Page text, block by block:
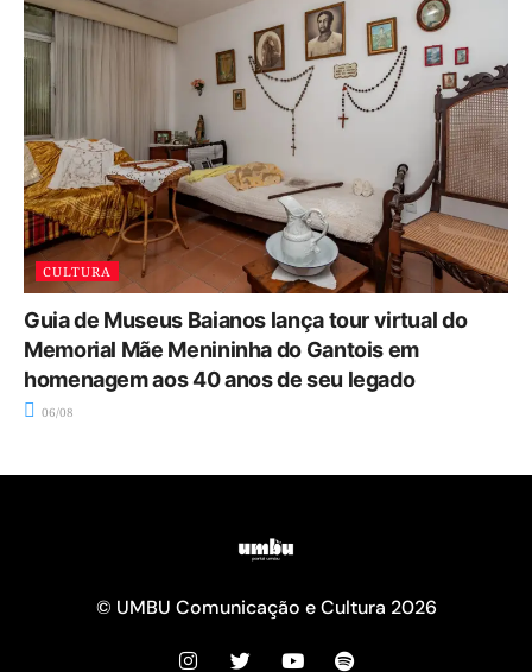
CULTURA
Guia de Museus Baianos lança tour virtual do
Memorial Mãe Menininha do Gantois em
homenagem aos 40 anos de seu legado
06/08
© UMBU Comunicação e Cultura 2026